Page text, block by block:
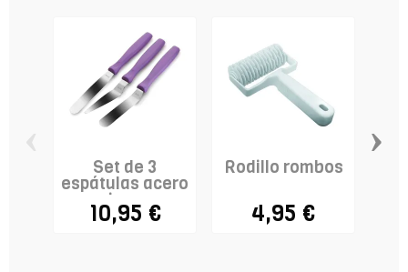
Set de 3
espátulas acero
inox
10,95 €
Rodillo rombos
4,95 €
›